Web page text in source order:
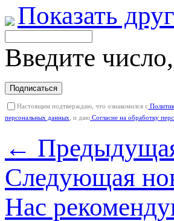
Показать
Введите
Подписаться
Настоящим подтверждаю, что ознакомился с
персональных данных , и даю Согласие на обработку
←
Следующая
Нас